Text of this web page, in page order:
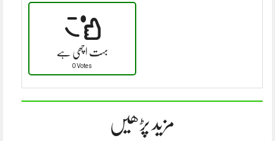
بہت اچھی ہے
0 Votes
مزید پڑھیں